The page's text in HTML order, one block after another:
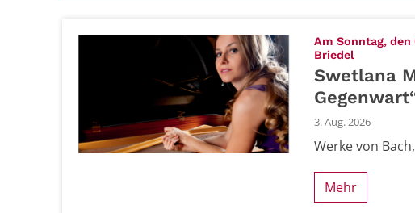
Am Sonntag,
Briedel
Swetlana
3. Aug. 2026
Werke von
Mehr